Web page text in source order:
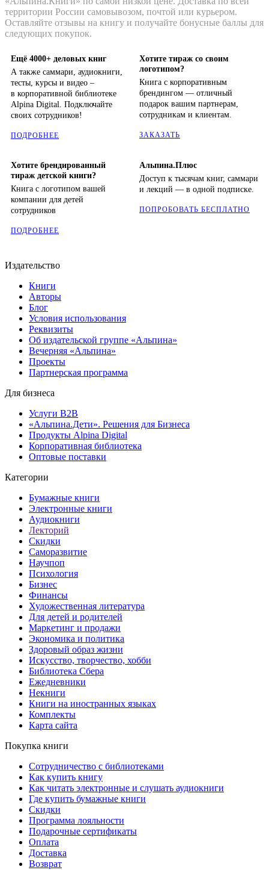
территории России самовывозом, почтой или курьером.
Оставляйте отзывы на книгу и получайте бонусные баллы для
следующих покупок.
Ещё 4000+ деловых книг
А также саммари, аудиокниги,
тесты, курсы и видео –
в корпоративной библиотеке
Alpina Digital. Подключайте
своих сотрудников!
ПОДРОБНЕЕ
Хотите тираж со своим
логотипом?
Книга с корпоративным
брендингом — отличный
подарок вашим партнерам,
сотрудникам и клиентам.
ЗАКАЗАТЬ
Хотите брендированный
тираж детской книги?
Книга с логотипом вашей
компании для детей
сотрудников
ПОДРОБНЕЕ
Альпина.Плюс
Доступ к тысячам книг, саммари
и лекций — в одной подписке.
ПОПРОБОВАТЬ БЕСПЛАТНО
Издательство
Книги
Авторы
Блог
Условия использования
Реквизиты
Об издательской группе «Альпина»
Вечерняя «Альпина»
Проекты
Партнерская программа
Для бизнеса
Услуги B2B
«Альпина.Дети». Решения для Бизнеса
Продукты Alpina Digital
Корпоративная библиотека
Оптовые поставки
Категории
Бумажные книги
Электронные книги
Аудиокниги
Лекторий
Скидки
Саморазвитие
Научпоп
Психология
Бизнес
Финансы
Художественная литература
Для детей и родителей
Маркетинг и продажи
Экономика и политика
Здоровый образ жизни
Искусство, творчество, хобби
Библиотека Сбера
Ежедневники
Некниги
Книги на иностранных языках
Комплекты
Карта сайта
Покупка книги
Сотрудничество с библиотеками
Как купить книгу
Как читать электронные и слушать аудиокниги
Где купить бумажные книги
Скидки
Программа лояльности
Подарочные сертификаты
Оплата
Доставка
Возврат